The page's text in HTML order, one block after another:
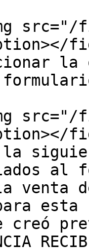
la
al
venta
esta
creó